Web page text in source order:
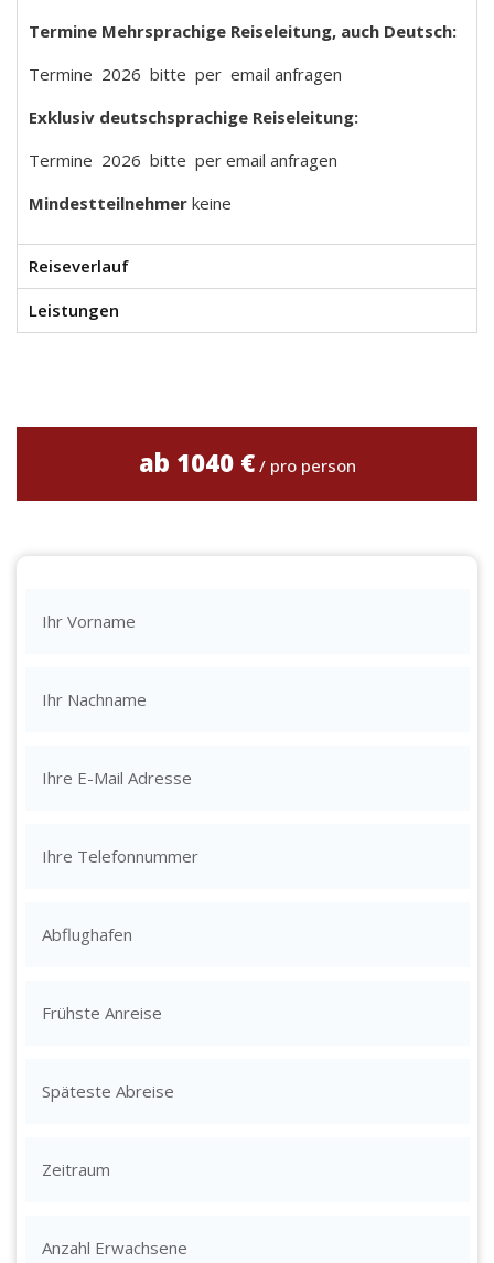
Termine Mehrsprachige Reiseleitung, auch Deutsch:
Termine 2026 bitte per email anfragen
Exklusiv deutschsprachige Reiseleitung:
Termine 2026 bitte per email anfragen
Mindestteilnehmer keine
Reiseverlauf
Leistungen
ab 1040 €/ pro person